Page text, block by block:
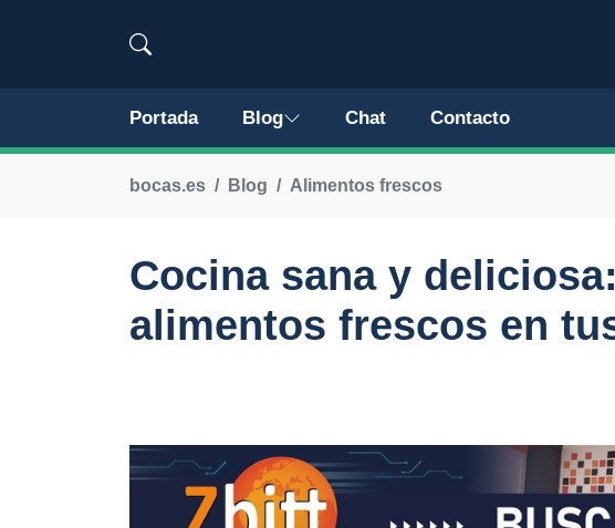
Portada Blog Chat Contacto
bocas.es Blog Alimentos frescos
Cocina sana y
alimentos frescos en